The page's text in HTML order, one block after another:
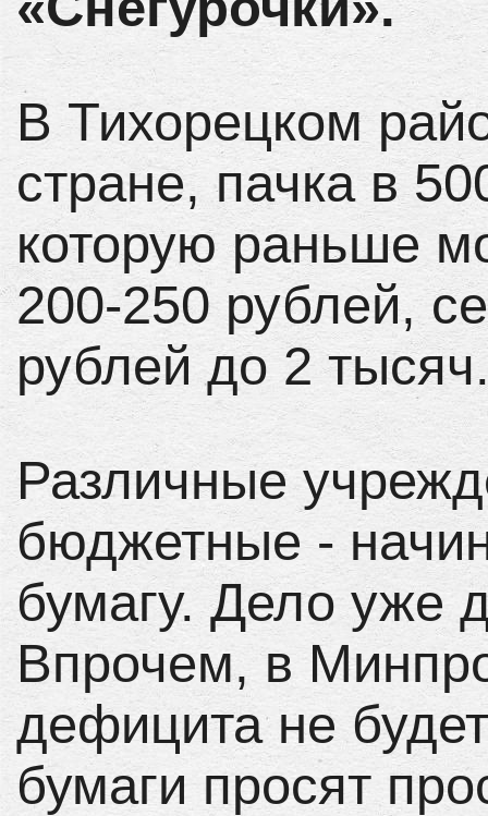
В Тихорецком
стране, пачка в
которую раньше
200-250 рублей,
рублей до 2
Различные
бюджетные -
бумагу. Дело уже
Впрочем, в
дефицита не
бумаги просят